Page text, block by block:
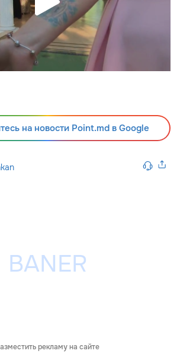
на новости Point.md в Google
рекламу на сайте